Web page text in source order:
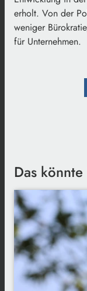
erholt. Von der
weniger
für Unternehmen.
Das